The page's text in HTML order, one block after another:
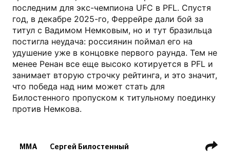
последним для экс-чемпиона UFC в PFL. Спустя
год, в декабре 2025-го, Феррейре дали бой за
титул с Вадимом Немковым, но и тут бразильца
постигла неудача: россиянин поймал его на
удушение уже в концовке первого раунда. Тем не
менее Ренан все еще высоко котируется в PFL и
занимает вторую строчку рейтинга, и это значит,
что победа над ним может стать для
Билостенного пропуском к титульному поединку
против Немкова.
ММА Сергей Билостенный